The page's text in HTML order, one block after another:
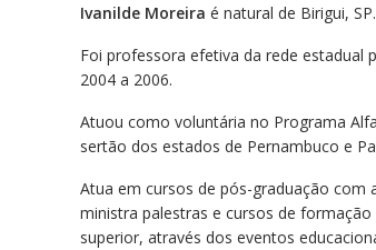
Ivanilde Moreira é natural de Birigui,
Foi professora efetiva da rede estadual
2004 a 2006.
Atuou como voluntária no Programa
sertão dos estados de Pernambuco e
Atua em cursos de pós-graduação com
ministra palestras e cursos de
superior, através dos eventos